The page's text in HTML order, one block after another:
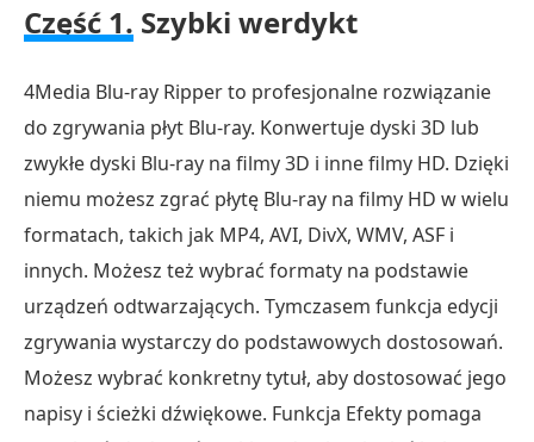
Część 1. Szybki werdykt
4Media Blu-ray Ripper to profesjonalne rozwiązanie
do zgrywania płyt Blu-ray. Konwertuje dyski 3D lub
zwykłe dyski Blu-ray na filmy 3D i inne filmy HD. Dzięki
niemu możesz zgrać płytę Blu-ray na filmy HD w wielu
formatach, takich jak MP4, AVI, DivX, WMV, ASF i
innych. Możesz też wybrać formaty na podstawie
urządzeń odtwarzających. Tymczasem funkcja edycji
zgrywania wystarczy do podstawowych dostosowań.
Możesz wybrać konkretny tytuł, aby dostosować jego
napisy i ścieżki dźwiękowe. Funkcja Efekty pomaga